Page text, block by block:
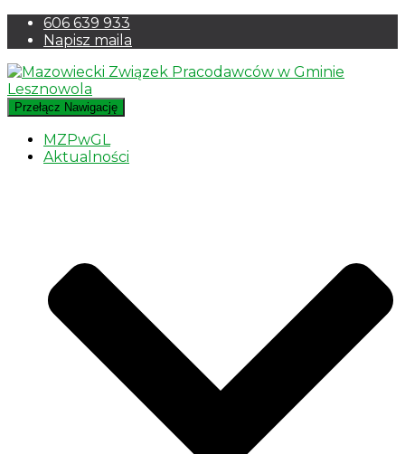
606 639 933
Napisz maila
Przełącz Nawigację
MZPwGL
Aktualności